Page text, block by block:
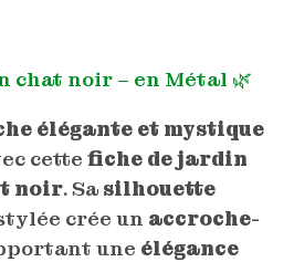
chat noir – en Métal 🌿
élégante et mystique
cette fiche de jardin
noir. Sa silhouette
crée un accroche-
une élégance